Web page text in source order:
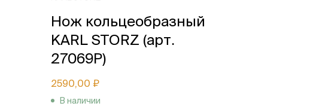
Нож кольцеобразный
KARL STORZ (арт.
27069P)
2590,00 ₽
В наличии